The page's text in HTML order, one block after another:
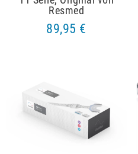
Resmed
89,95 €